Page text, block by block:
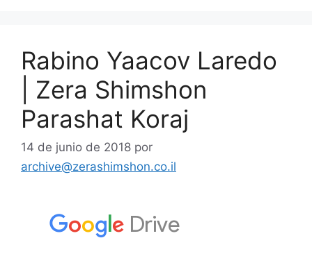
Rabino Yaacov Laredo
| Zera Shimshon
Parashat Koraj
14 de junio de 2018 por
archive@zerashimshon.co.il